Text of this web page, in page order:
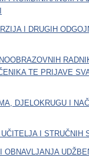
I DRUGIH
TE PRIJAVE
DJELOKRUGU I
I STRUČNIH
OBNAVLJANJA